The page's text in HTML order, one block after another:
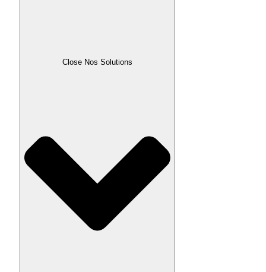
Close Nos Solutions